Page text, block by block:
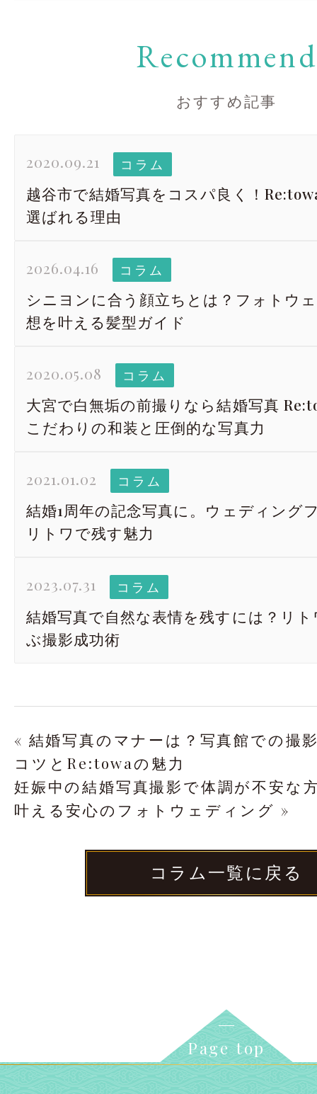
Recommend
おすすめ記事
2020.09.21 コラム
越谷市で結婚写真をコスパ良く！
選ばれる理由
2026.04.16 コラム
シニヨンに合う顔立ちとは？フォトウ
想を叶える髪型ガイド
2020.05.08 コラム
大宮で白無垢の前撮りなら結婚写真
こだわりの和装と圧倒的な写真力
2021.01.02 コラム
結婚1周年の記念写真に。ウェディング
リトワで残す魅力
2023.07.31 コラム
結婚写真で自然な表情を残すには？リ
ぶ撮影成功術
« 結婚写真のマナーは？写真館での撮
コツとRe:towaの魅力
妊娠中の結婚写真撮影で体調が不安な
叶える安心のフォトウェディング »
コラム一覧に戻る
Page top